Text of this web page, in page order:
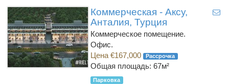
Коммерческая - Аксу,
Анталия, Турция
Коммерческое помещение.
Офис.
Цена €167,000
Рассрочка
Общая площадь: 67м²
Парковка